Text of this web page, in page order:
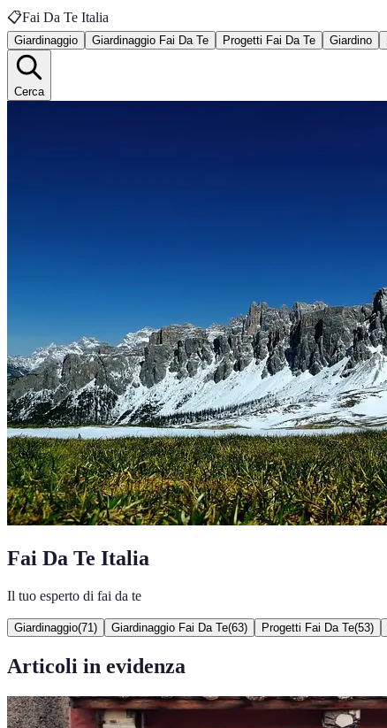
📋Fai Da Te Italia
Giardinaggio Giardinaggio Fai Da Te Progetti Fai Da Te Giardino
Cerca
Fai Da Te Italia
Il tuo esperto di fai da te
Giardinaggio(71 ) Giardinaggio Fai Da Te(63) Progetti Fai Da Te(53)
Articoli in evidenza